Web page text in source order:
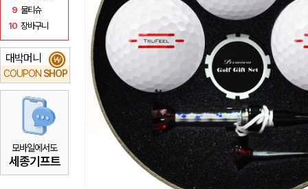
9 물티슈
10 장바구니
대박머니
COUPON SHOP
₩
모바일에서도
세종기프트